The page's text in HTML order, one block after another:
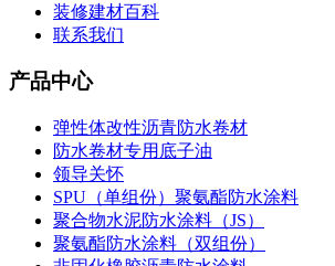
装修建材百科
联系我们
产品中心
弹性体改性沥青防水卷材
防水卷材专用底子油
领导关怀
SPU（单组份）聚氨酯防水涂料
聚合物水泥防水涂料（JS）
聚氨酯防水涂料（双组份）